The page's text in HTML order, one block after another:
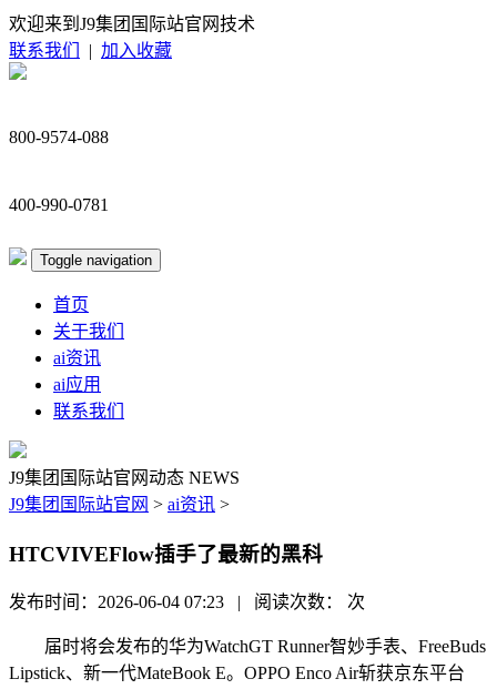
欢迎来到J9集团国际站官网技术
联系我们
| 加入收藏
800-9574-088
400-990-0781
Toggle navigation
首页
关于我们
ai资讯
ai应用
联系我们
J9集团国际站官网动态 NEWS
J9集团国际站官网 > ai资讯 >
HTCVIVEFlow插手了最新的黑科
发布时间：2026-06-04 07:23 | 阅读次数： 次
届时将会发布的华为WatchGT Runner智妙手表、FreeBuds
Lipstick、新一代MateBook E。OPPO Enco Air斩获京东平台